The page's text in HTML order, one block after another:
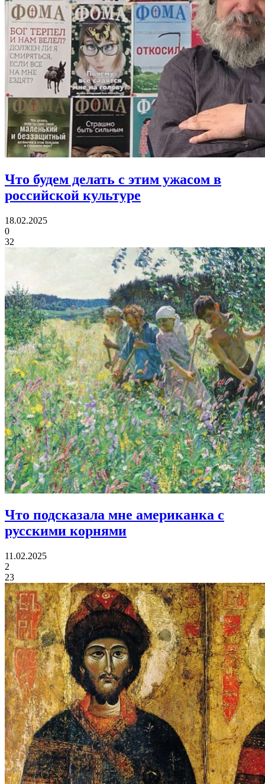
Что будем делать с этим ужасом в
российской культуре
18.02.2025
0
32
Что подсказала мне американка с
русскими корнями
11.02.2025
2
23